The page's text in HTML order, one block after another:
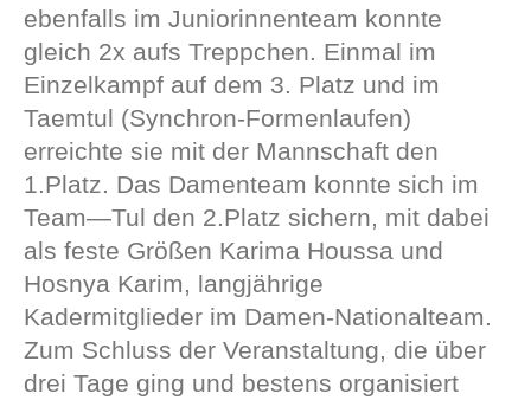
ebenfalls im Juniorinnenteam konnte
gleich 2x aufs Treppchen. Einmal im
Einzelkampf auf dem 3. Platz und im
Taemtul (Synchron-Formenlaufen)
erreichte sie mit der Mannschaft den
1.Platz. Das Damenteam konnte sich im
Team—Tul den 2.Platz sichern, mit dabei
als feste Größen Karima Houssa und
Hosnya Karim, langjährige
Kadermitglieder im Damen-Nationalteam.
Zum Schluss der Veranstaltung, die über
drei Tage ging und bestens organisiert